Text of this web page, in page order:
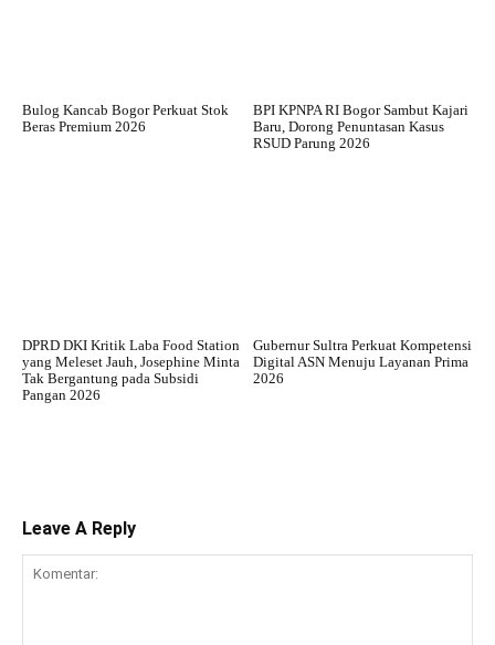
Bulog Kancab Bogor Perkuat Stok
Beras Premium 2026
BPI KPNPA RI Bogor Sambut Kajari
Baru, Dorong Penuntasan Kasus
RSUD Parung 2026
DPRD DKI Kritik Laba Food Station
yang Meleset Jauh, Josephine Minta
Tak Bergantung pada Subsidi
Pangan 2026
Gubernur Sultra Perkuat Kompetensi
Digital ASN Menuju Layanan Prima
2026
Leave A Reply